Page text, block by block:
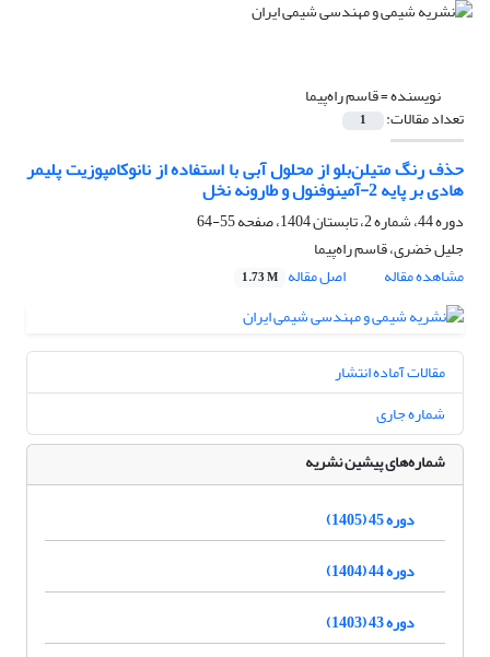
نویسنده =قاسم راه‌پیما
تعداد مقالات: 1
حذف رنگ متیلن‌بلو از محلول آبی با استفاده از نانوکامپوزیت پلیمر
هادی بر پایه 2-آمینوفنول و طارونه‌ نخل
دوره 44، شماره 2، تابستان 1404، صفحه
55-64
جلیل خضری، قاسم راه‌پیما
مشاهده مقاله
اصل مقاله 1.73 M
مقالات آماده انتشار
شماره جاری
شماره‌های پیشین نشریه
دوره 45 (1405)
دوره 44 (1404)
دوره 43 (1403)